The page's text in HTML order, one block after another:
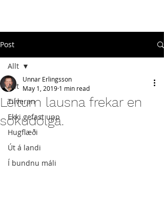
Post
Allt
Tilveran
Ekki gefast upp
Hugflæði
Út á landi
Í bundnu máli
Allt
Leitum lausna frekar en
sökudólga.
Unnar Erlingsson
May 1, 2019 1 min read